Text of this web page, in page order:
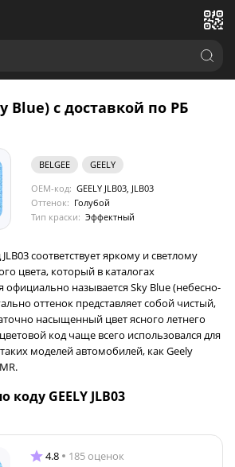
Blue) с доставкой по РБ
BELGEE
GEELY
OEM-код: GEELY JLB03, JLB03
Оттенок: Голубой
Тип краски: Эффектный
соответствует яркому и светлому
цвета, который в каталогах
официально называется Sky Blue (небесно-
оттенок представляет собой чистый,
насыщенный цвет ясного летнего
код чаще всего использовался для
моделей автомобилей, как Geely
коду GEELY JLB03
4.8 185 оценок